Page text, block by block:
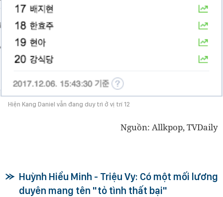
Hiện Kang Daniel vẫn đang duy trì ở vị trí 12
Nguồn: Allkpop, TVDaily
Huỳnh Hiểu Minh - Triệu Vy: Có một mối lương
duyên mang tên "tỏ tình thất bại"